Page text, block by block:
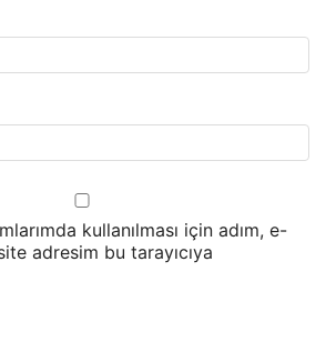
kullanılması için adım, e-
adresim bu tarayıcıya